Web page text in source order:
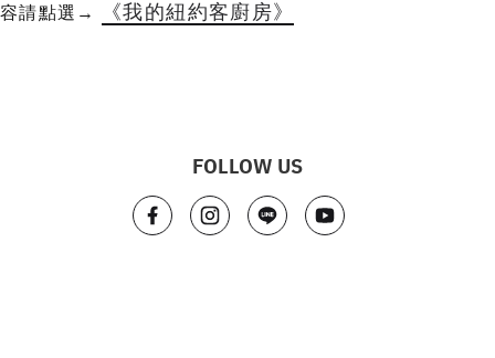
容請點選→
《我的紐約客廚房》
FOLLOW US